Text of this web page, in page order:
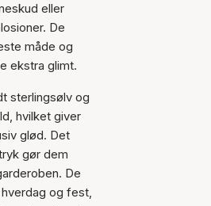
eller
De
måde og
ekstra glimt.
sterlingsølv og
hvilket giver
glød. Det
gør dem
De
og fest,